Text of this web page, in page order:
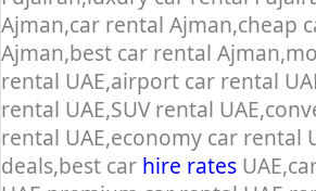
Ajman,car rental Ajman,cheap
Ajman,best car rental
rental UAE,airport car rental
rental UAE,SUV rental
rental UAE,economy car rental
deals,best car hire rates